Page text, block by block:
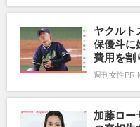
ヤクルト
保優斗に
費用を割
週刊女性
加藤ロー